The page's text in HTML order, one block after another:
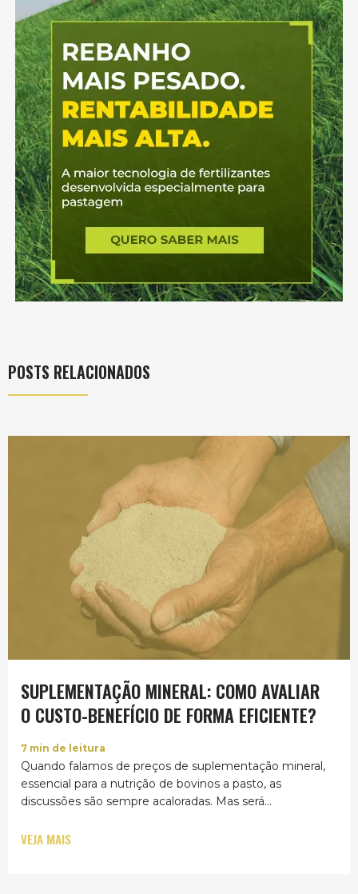
POSTS RELACIONADOS
SUPLEMENTAÇÃO MINERAL: COMO AVALIAR
O CUSTO-BENEFÍCIO DE FORMA EFICIENTE?
7 min de leitura
Quando falamos de preços de suplementação mineral,
essencial para a nutrição de bovinos a pasto, as
discussões são sempre acaloradas. Mas será...
VEJA MAIS